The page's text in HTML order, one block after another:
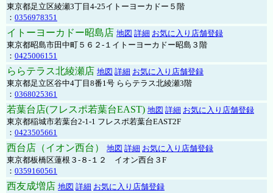
東京都足立区綾瀬3丁目4-25イトーヨーカドー５階
： 0356978351
イトーヨーカドー昭島店 地図 詳細 お気に入り店舗登録
東京都昭島市田中町５６２-１イトーヨーカドー昭島３階
： 0425006151
ららテラス北綾瀬店 地図 詳細 お気に入り店舗登録
東京都足立区谷中4丁目8番1号 ららテラス北綾瀬3階
： 0368025361
若葉台店(フレスポ若葉台EAST) 地図 詳細 お気に入り店舗登録
東京都稲城市若葉台2-1-1 フレスポ若葉台EAST2F
： 0423505661
西台店（イオン西台） 地図 詳細 お気に入り店舗登録
東京都板橋区蓮根３-８-１２ イオン西台３F
： 0359160561
西友成増店 地図 詳細 お気に入り店舗登録